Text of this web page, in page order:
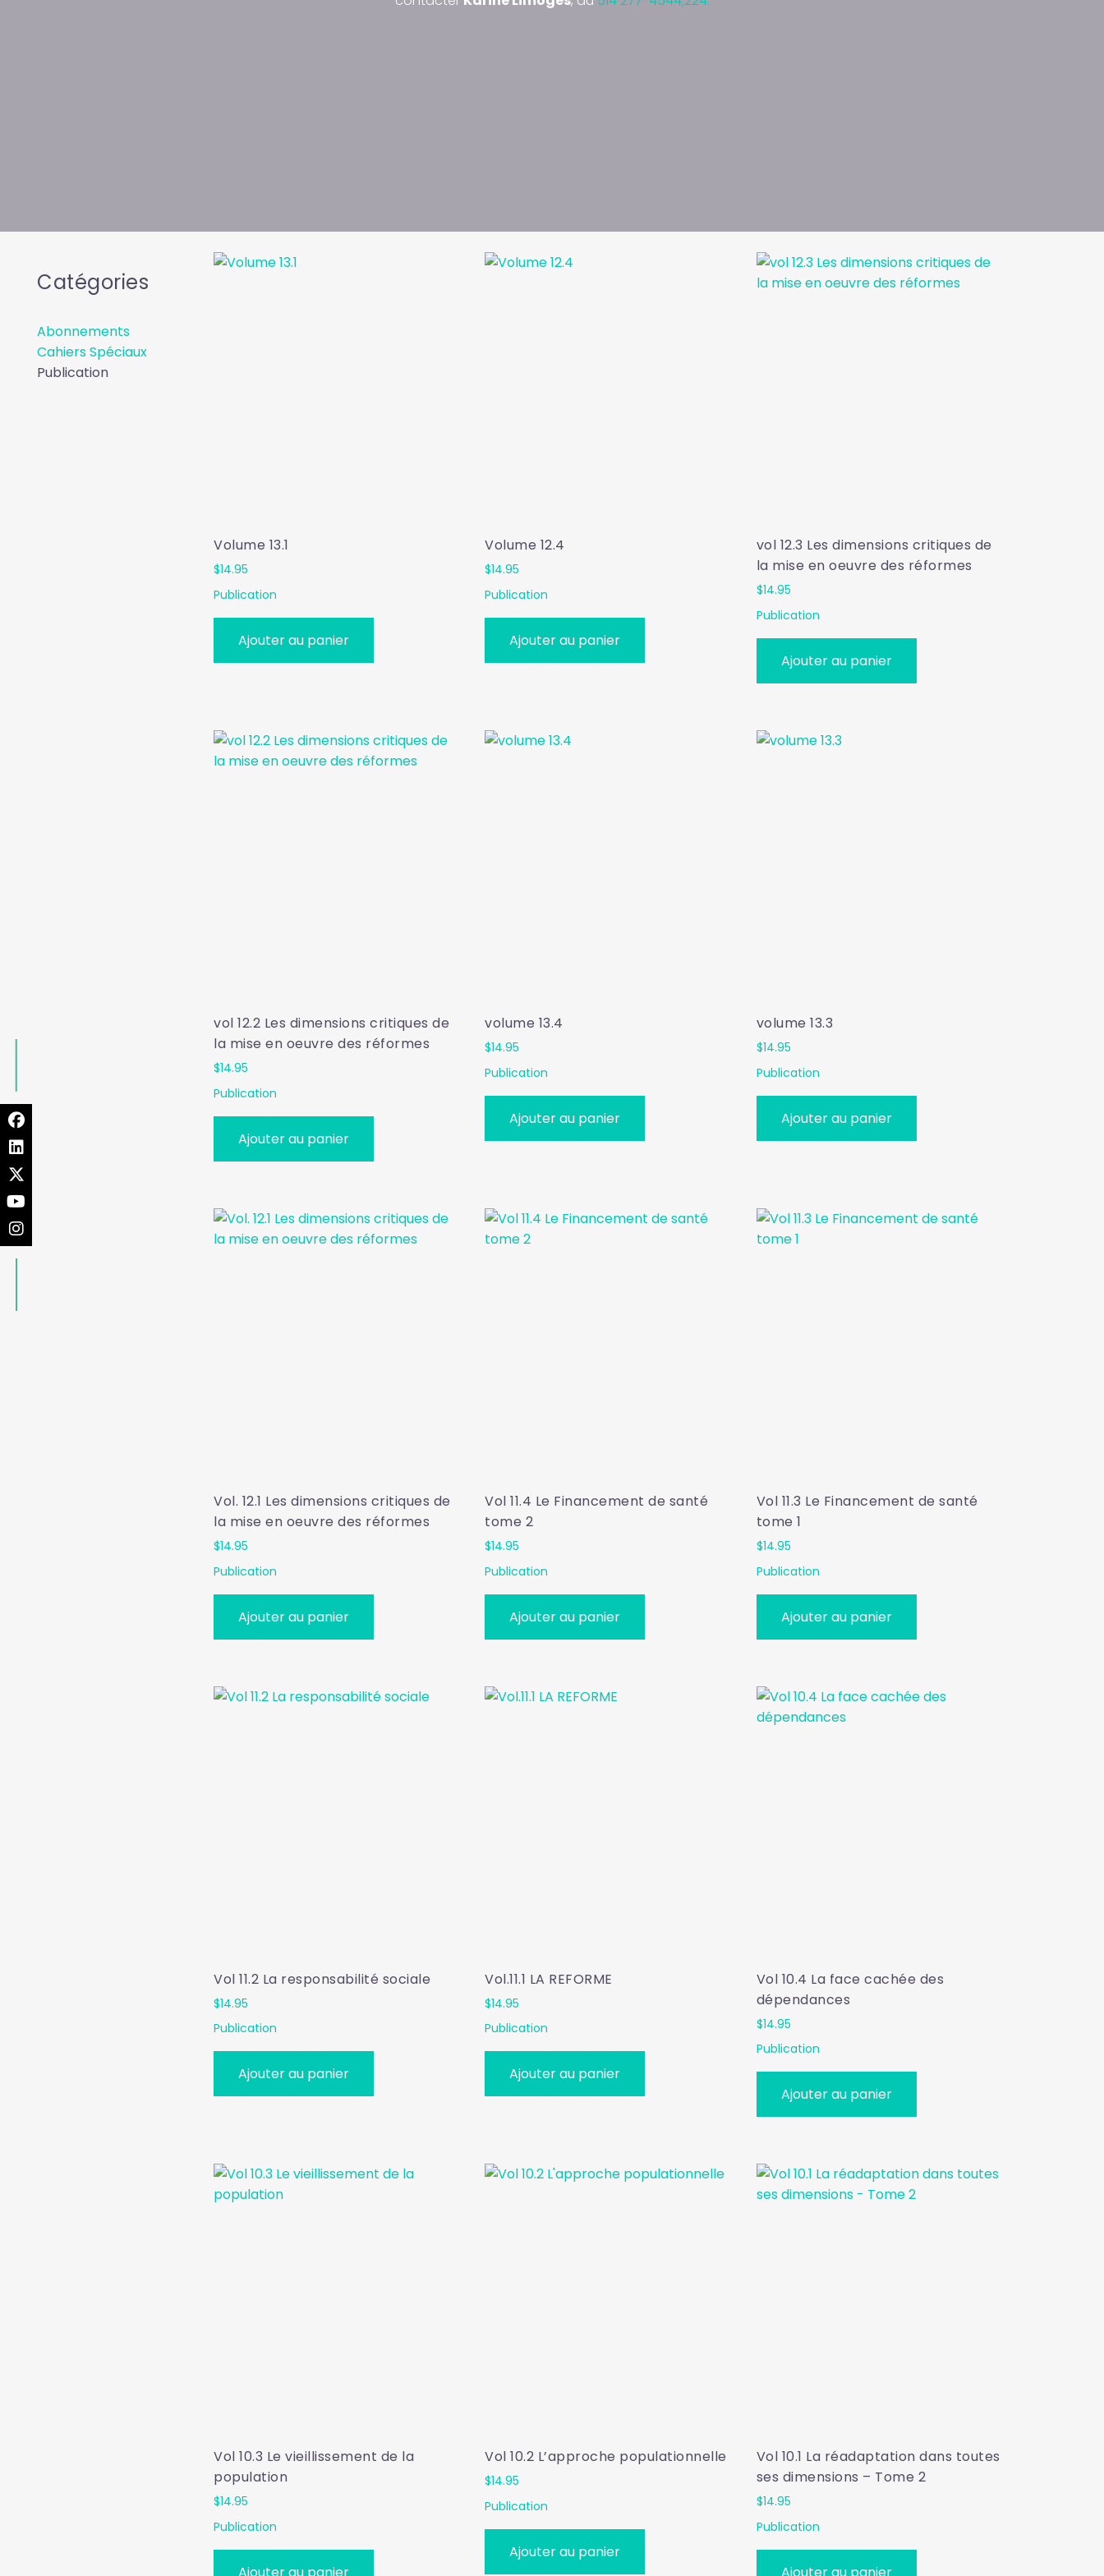
Catégories
Abonnements
Cahiers Spéciaux
Publication
Volume 13.1
$14.95
Publication
Ajouter au panier
Volume 12.4
$14.95
Publication
Ajouter au panier
vol 12.3 Les dimensions critiques de
la mise en oeuvre des réformes
$14.95
Publication
Ajouter au panier
vol 12.2 Les dimensions critiques de
la mise en oeuvre des réformes
$14.95
Publication
Ajouter au panier
volume 13.4
$14.95
Publication
Ajouter au panier
volume 13.3
$14.95
Publication
Ajouter au panier
Vol. 12.1 Les dimensions critiques de
la mise en oeuvre des réformes
$14.95
Publication
Ajouter au panier
Vol 11.4 Le Financement de santé
tome 2
$14.95
Publication
Ajouter au panier
Vol 11.3 Le Financement de santé
tome 1
$14.95
Publication
Ajouter au panier
Vol 11.2 La responsabilité sociale
$14.95
Publication
Ajouter au panier
Vol.11.1 LA REFORME
$14.95
Publication
Ajouter au panier
Vol 10.4 La face cachée des
dépendances
$14.95
Publication
Ajouter au panier
Vol 10.3 Le vieillissement de la
population
$14.95
Publication
Vol 10.2 L’approche populationnelle
$14.95
Publication
Ajouter au panier
Vol 10.1 La réadaptation dans toutes
ses dimensions – Tome 2
$14.95
Publication